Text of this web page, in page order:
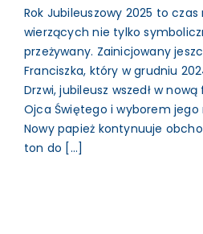
Rok Jubileuszowy 2025 to czas
wierzących nie tylko
przeżywany. Zainicjowany
Franciszka, który w grudniu
Drzwi, jubileusz wszedł w
Ojca Świętego i wyborem jego
Nowy papież kontynuuje
ton do [...]